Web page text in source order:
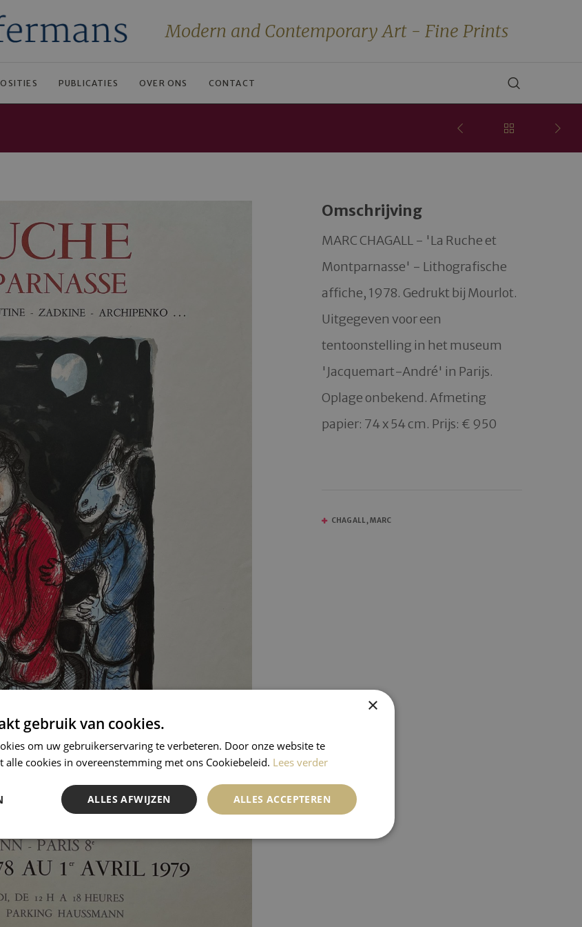
Modern and Contemporary Art - Fine Prints
PUBLICATIES OVER ONS CONTACT
Omschrijving
MARC CHAGALL - 'La Ruche et
Montparnasse' - Lithografische
affiche, 1978. Gedrukt bij Mourlot.
Uitgegeven voor een
tentoonstelling in het museum
'Jacquemart-André' in Parijs.
Oplage onbekend. Afmeting
papier: 74 x 54 cm. Prijs: € 950
CHAGALL, MARC
×
gebruik van cookies.
om uw gebruikerservaring te verbeteren. Door onze website te
alle cookies in overeenstemming met ons Cookiebeleid. Lees verder
ALLES ACCEPTEREN
ALLES AFWIJZEN